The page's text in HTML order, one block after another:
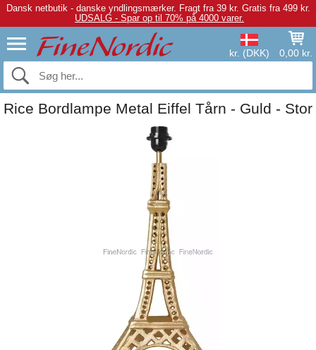
Dansk netbutik - danske yndlingsmærker. Fragt fra 39 kr. Gratis fra 499 kr.
UDSALG - Spar op til 70% på 4000 varer.
kr. (DKK) 0,00 kr.
Rice Bordlampe Metal Eiffel Tårn - Guld - Stor